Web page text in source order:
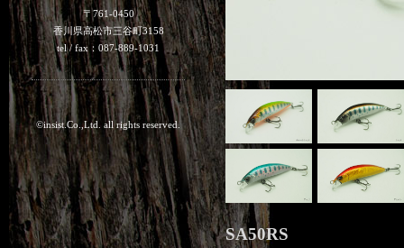
〒761-0450
香川県高松市三谷町3158
tel / fax：087-889-1031
©insist.Co.,Ltd. all rights reserved.
SA50RS